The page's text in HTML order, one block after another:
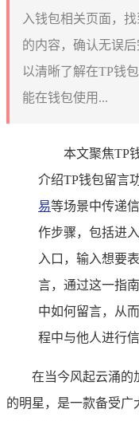
入钱包相关页面，
的内容，确认无误
以清晰了解在TP钱
能在钱包使用...
本文聚焦TP
介绍TP钱包留言
易等场景中传递
作步骤，包括进
入口，输入想要
言，通过这一指
中如何留言，从
程中与他人进行
在当今风起云涌的
的明星，是一款备受